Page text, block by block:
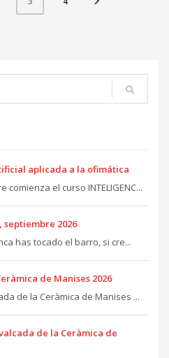
aplicada a la ofimática
comienza el curso INTELIGENC...
septiembre 2026
has tocado el barro, si cre...
de Manises 2026
de la Ceràmica de Manises ...
de la Ceràmica de